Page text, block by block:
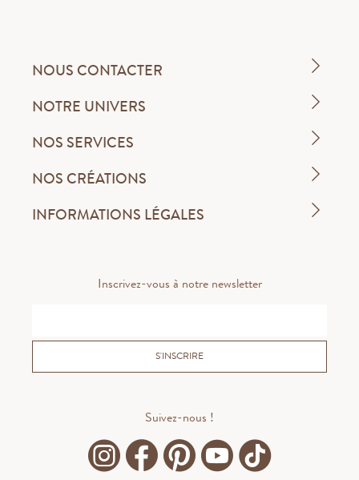
NOUS CONTACTER
NOTRE UNIVERS
NOS SERVICES
NOS CRÉATIONS
INFORMATIONS LÉGALES
Inscrivez-vous à notre newsletter
S'INSCRIRE
Suivez-nous !